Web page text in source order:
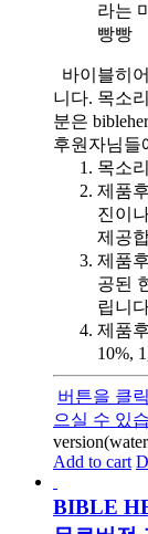
라는
빵빵
바이블히
니다. 목소
분은
후원자님들
목소
제품
진이
제공
제품
공된
립니
제품
10%,
버튼을 클
으실 수 있
Add to cart
BIBLE